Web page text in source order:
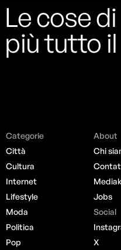
Le cose
più tutto
Categorie
Città
Cultura
Internet
Lifestyle
Moda
Politica
Pop
About
Chi
Jobs
Social
X